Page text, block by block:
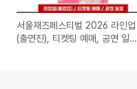
서울재즈페스티벌 2026 라인업
(출연진), 티켓팅 예매, 공연 일정